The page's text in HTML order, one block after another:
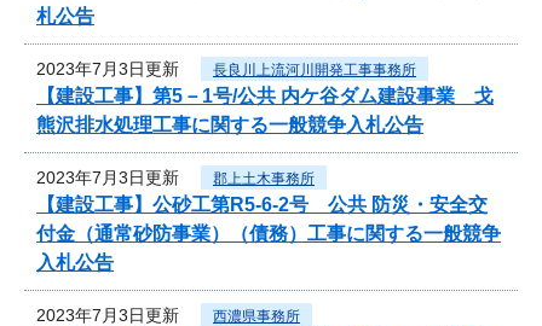
札公告
2023年7月3日更新 長良川上流河川開発工事事務所
【建設工事】第5－1号/公共 内ケ谷ダム建設事業 戈
熊沢排水処理工事に関する一般競争入札公告
2023年7月3日更新 郡上土木事務所
【建設工事】公砂工第R5-6-2号 公共 防災・安全交
付金（通常砂防事業）（債務）工事に関する一般競争
入札公告
2023年7月3日更新 西濃県事務所